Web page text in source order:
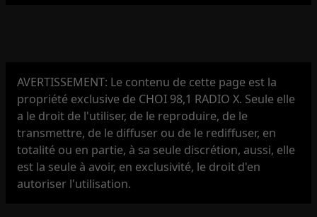
AVERTISSEMENT: Le contenu de cette page est la
propriété exclusive de CHOI 98,1 RADIO X. Seule elle
a le droit de l'utiliser, de le reproduire, de le
transmettre, de le diffuser ou de le rediffuser, en
totalité ou en partie, à sa seule discrétion, aussi, elle
est la seule à avoir, en exclusivité, le droit d'en
autoriser l'utilisation.